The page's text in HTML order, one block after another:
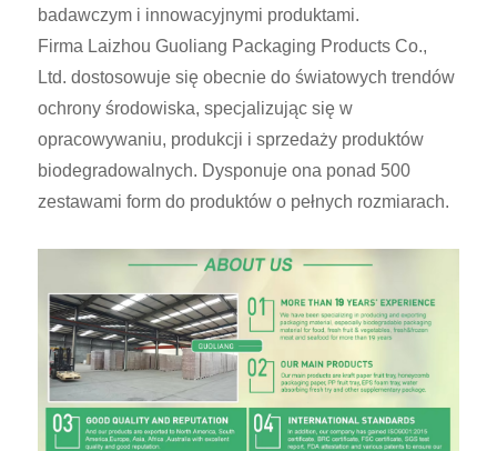
badawczym i innowacyjnymi produktami.
Firma Laizhou Guoliang Packaging Products Co.,
Ltd. dostosowuje się obecnie do światowych trendów
ochrony środowiska, specjalizując się w
opracowywaniu, produkcji i sprzedaży produktów
biodegradowalnych. Dysponuje ona ponad 500
zestawami form do produktów o pełnych rozmiarach.